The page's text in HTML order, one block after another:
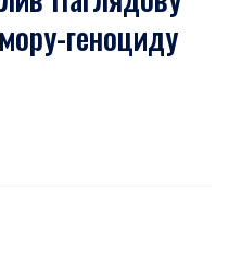
геноциду